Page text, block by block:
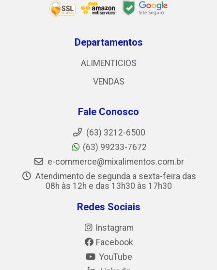
Departamentos
ALIMENTICIOS
VENDAS
Fale Conosco
(63) 3212-6500
(63) 99233-7672
e-commerce@mixalimentos.com.br
Atendimento de segunda a sexta-feira das
08h às 12h e das 13h30 às 17h30
Redes Sociais
Instagram
Facebook
YouTube